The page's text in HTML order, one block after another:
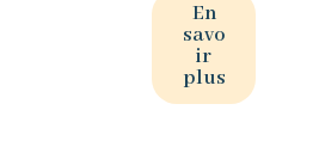
En
savo
ir
plus